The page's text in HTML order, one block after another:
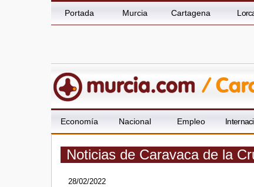
Portada Murcia Cartagena
Economía Nacional Empleo
Noticias de Caravaca de la
28/02/2022